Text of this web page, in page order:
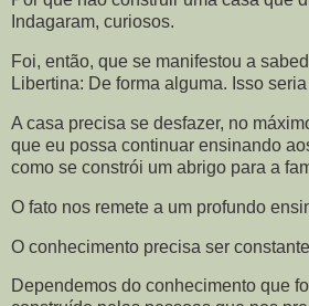
Indagaram, curiosos.
Foi, então, que se manifestou a
Libertina: De forma alguma. Isso
A casa precisa se desfazer, no
que eu possa continuar ensinando
como se constrói um abrigo para a
O fato nos remete a um profundo
O conhecimento precisa ser
Dependemos do conhecimento que